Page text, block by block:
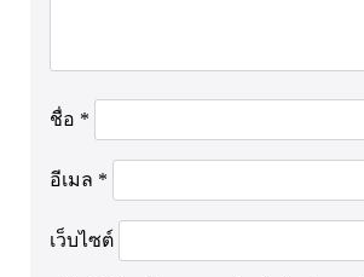
ชื่อ *
อีเมล *
เว็บไซต์